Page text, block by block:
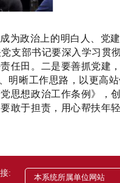
为政治上的明白人、党
支部书记要深入学习贯
任田。 二是要善抓党建
明晰工作思路，以更高
思想政治工作条例》，创
敢于担责，用心帮扶年